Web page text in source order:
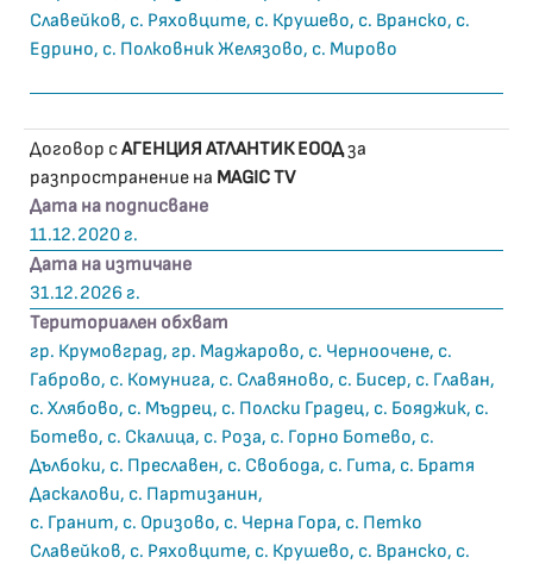
Славейков, с. Ряховците, с. Крушево, с. Вранско, с.
Едрино, с. Полковник Желязово, с. Мирово
Договор сАГЕНЦИЯ АТЛАНТИК ЕООДза
разпространение на MAGIC TV
Дата на подписване
11.12.2020 г.
Дата на изтичане
31.12.2026 г.
Териториален обхват
гр. Крумовград, гр. Маджарово, с. Черноочене, с.
Габрово, с. Комунига, с. Славяново, с. Бисер, с. Главан,
с. Хлябово, с. Мъдрец, с. Полски Градец, с. Бояджик, с.
Ботево, с. Скалица, с. Роза, с. Горно Ботево, с.
Дълбоки, с. Преславен, с. Свобода, с. Гита, с. Братя
Даскалови, с. Партизанин,
с. Гранит, с. Оризово, с. Черна Гора, с. Петко
Славейков, с. Ряховците, с. Крушево, с. Вранско, с.